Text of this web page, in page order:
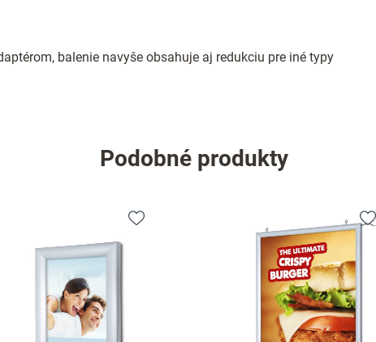
balenie navyše obsahuje aj redukciu pre iné typy
Podobné produkty